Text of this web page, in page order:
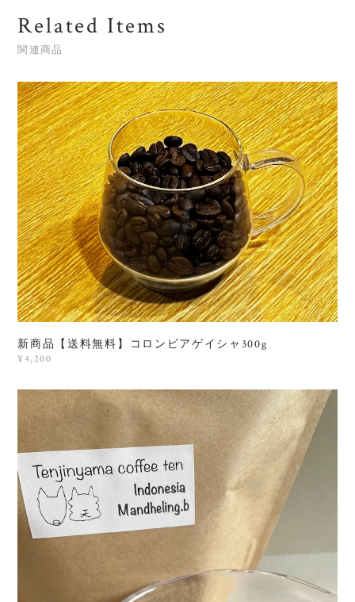
Related Items
関連商品
新商品【送料無料】コロンビアゲイシャ300g
¥4,200